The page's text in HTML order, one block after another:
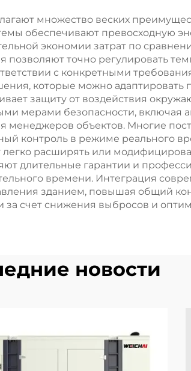
И
Аппарата
множество веских
обеспечивают превосходную
экономии затрат по
точно регулировать
с конкретными
которые можно
защиту от воздействия
мерами безопасности, включая
менеджеров объектов. Многие
контроль в режиме реального
расширять или
длительные гарантии и
времени. Интеграция
зданием, повышая общий
за счет снижения выбросов и
новости